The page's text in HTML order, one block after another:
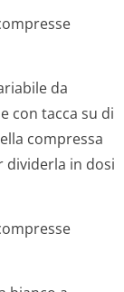
da
con tacca su di
compressa
dividerla in dosi